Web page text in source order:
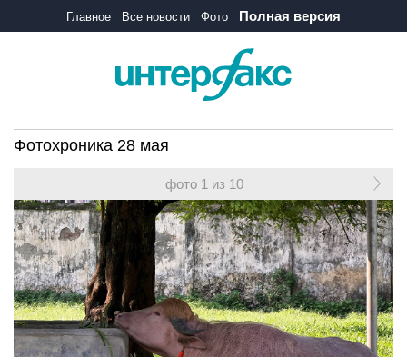
Главное Все новости Фото Полная версия
Фотохроника 28 мая
фото 1 из 10